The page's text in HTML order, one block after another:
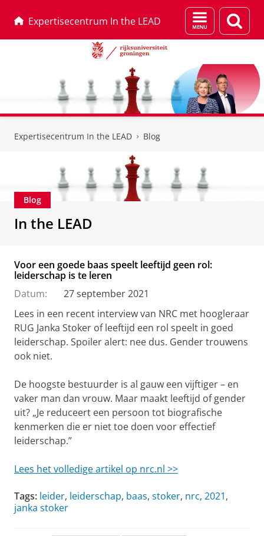
Expertisecentrum In the LEAD
Menu
en
Expertisecentrum In the LEAD Blog
Blog
In the LEAD
Voor een goede baas speelt leeftijd geen rol:
leiderschap is te leren
Datum:
27 september 2021
Lees in een recent interview van NRC met hoogleraar
RUG Janka Stoker of leeftijd een rol speelt in goed
leiderschap. Spoiler alert: nee dus. Gender trouwens
ook niet.
De hoogste bestuurder is al gauw een vijftiger – en
vaker man dan vrouw. Maar maakt leeftijd of gender
uit? „Je reduceert een persoon tot biografische
kenmerken die er niet toe doen voor effectief
leiderschap.”
Lees het volledige artikel op nrc.nl >>
Tags: leider, leiderschap, baas, stoker, nrc, 2021,
janka stoker